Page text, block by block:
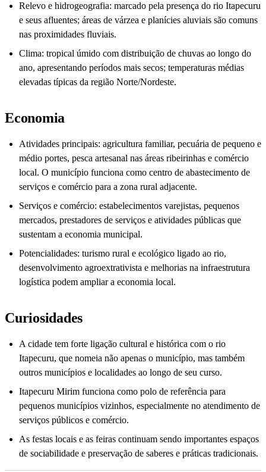
Relevo e hidrogeografia: marcado pela presença do rio Itapecuru
e seus afluentes; áreas de várzea e planícies aluviais são comuns
nas proximidades fluviais.
Clima: tropical úmido com distribuição de chuvas ao longo do
ano, apresentando períodos mais secos; temperaturas médias
elevadas típicas da região Norte/Nordeste.
Economia
Atividades principais: agricultura familiar, pecuária de pequeno e
médio portes, pesca artesanal nas áreas ribeirinhas e comércio
local. O município funciona como centro de abastecimento de
serviços e comércio para a zona rural adjacente.
Serviços e comércio: estabelecimentos varejistas, pequenos
mercados, prestadores de serviços e atividades públicas que
sustentam a economia municipal.
Potencialidades: turismo rural e ecológico ligado ao rio,
desenvolvimento agroextrativista e melhorias na infraestrutura
logística podem ampliar a economia local.
Curiosidades
A cidade tem forte ligação cultural e histórica com o rio
Itapecuru, que nomeia não apenas o município, mas também
outros municípios e localidades ao longo de seu curso.
Itapecuru Mirim funciona como polo de referência para
pequenos municípios vizinhos, especialmente no atendimento de
serviços públicos e comércio.
As festas locais e as feiras continuam sendo importantes espaços
de sociabilidade e preservação de saberes e práticas tradicionais.